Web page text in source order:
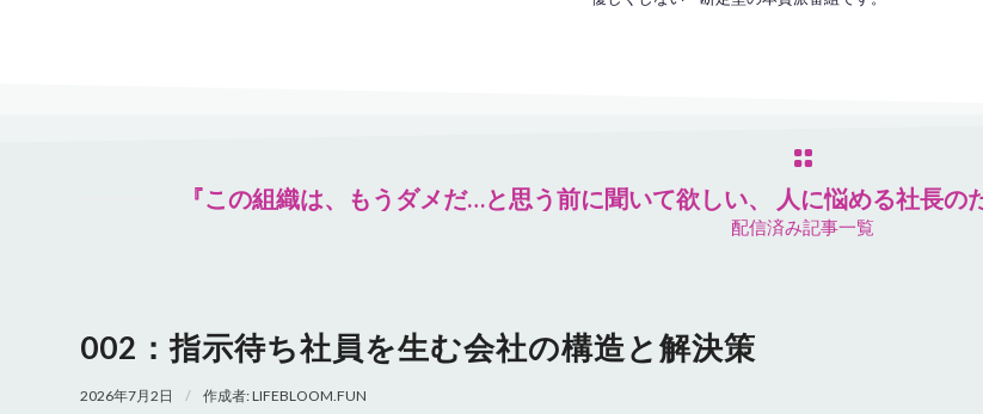
『この組織は、もうダメだ…と思う前に聞いて欲しい、 人に悩める社長の
配信済み記事一覧
002：指示待ち社員を生む会社の構造と解決策
2026年7月2日 / 作成者:LIFEBLOOM.FUN